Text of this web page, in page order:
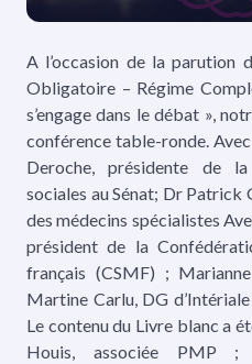
A l’occasion de la parution
Obligatoire – Régime
s’engage dans le débat »,
conférence table-ronde.
Deroche, présidente de
sociales au Sénat; Dr Patrick
des médecins spécialistes
président de la
français (CSMF) ;
Martine Carlu, DG
Le contenu du Livre blanc a
Houis, associée PMP ;